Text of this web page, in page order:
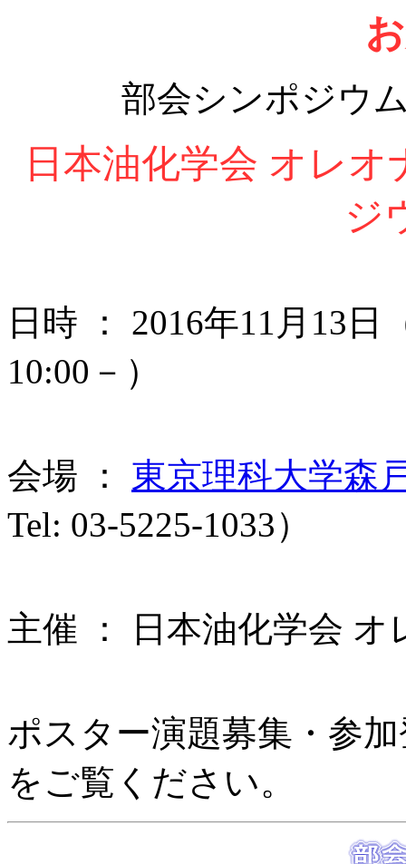
部会シンポジウ
日本油化学会 オレ
ジ
日時 ： 2016年11月13日
10:00－）
会場 ： 東京理科大学森
Tel: 03-5225-1033）
主催 ： 日本油化学会
ポスター演題募集・参
をご覧ください。